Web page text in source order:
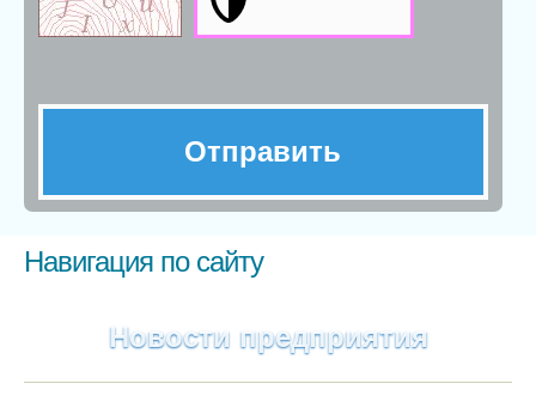
Навигация по сайту
Новости предприятия